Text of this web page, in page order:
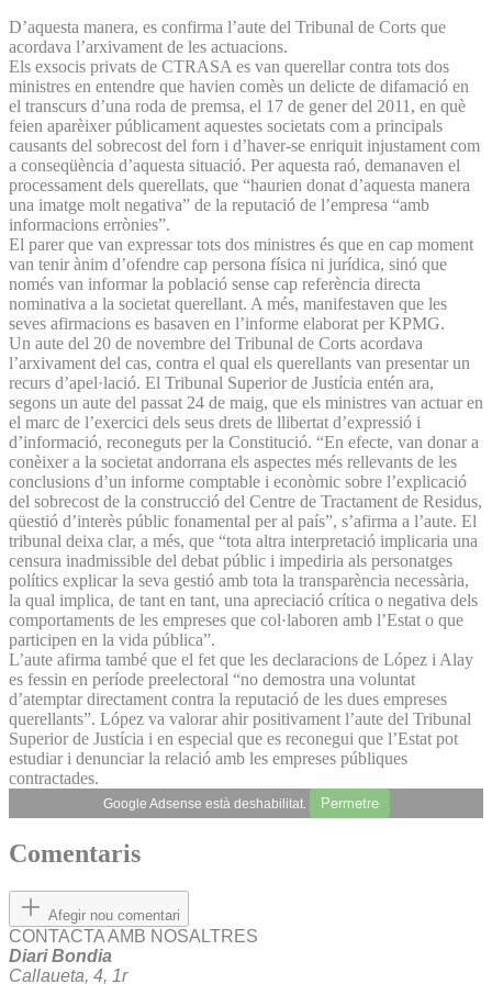
D’aquesta manera, es confirma l’aute del Tribunal de Corts que
acordava l’arxivament de les actuacions.
Els exsocis privats de CTRASA es van querellar contra tots dos
ministres en entendre que havien comès un delicte de difamació en
el transcurs d’una roda de premsa, el 17 de gener del 2011, en què
feien aparèixer públicament aquestes societats com a principals
causants del sobrecost del forn i d’haver-se enriquit injustament com
a conseqüència d’aquesta situació. Per aquesta raó, demanaven el
processament dels querellats, que “haurien donat d’aquesta manera
una imatge molt negativa” de la reputació de l’empresa “amb
informacions errònies”.
El parer que van expressar tots dos ministres és que en cap moment
van tenir ànim d’ofendre cap persona física ni jurídica, sinó que
només van informar la població sense cap referència directa
nominativa a la societat querellant. A més, manifestaven que les
seves afirmacions es basaven en l’informe elaborat per KPMG.
Un aute del 20 de novembre del Tribunal de Corts acordava
l’arxivament del cas, contra el qual els querellants van presentar un
recurs d’apel·lació. El Tribunal Superior de Justícia entén ara,
segons un aute del passat 24 de maig, que els ministres van actuar en
el marc de l’exercici dels seus drets de llibertat d’expressió i
d’informació, reconeguts per la Constitució. “En efecte, van donar a
conèixer a la societat andorrana els aspectes més rellevants de les
conclusions d’un informe comptable i econòmic sobre l’explicació
del sobrecost de la construcció del Centre de Tractament de Residus,
qüestió d’interès públic fonamental per al país”, s’afirma a l’aute. El
tribunal deixa clar, a més, que “tota altra interpretació implicaria una
censura inadmissible del debat públic i impediria als personatges
polítics explicar la seva gestió amb tota la transparència necessària,
la qual implica, de tant en tant, una apreciació crítica o negativa dels
comportaments de les empreses que col·laboren amb l’Estat o que
participen en la vida pública”.
L’aute afirma també que el fet que les declaracions de López i Alay
es fessin en període preelectoral “no demostra una voluntat
d’atemptar directament contra la reputació de les dues empreses
querellants”. López va valorar ahir positivament l’aute del Tribunal
Superior de Justícia i en especial que es reconegui que l’Estat pot
estudiar i denunciar la relació amb les empreses públiques
contractades.
Google Adsense està deshabilitat. Permetre
Comentaris
Afegir nou comentari
CONTACTA AMB NOSALTRES
Diari Bondia
Callaueta, 4, 1r